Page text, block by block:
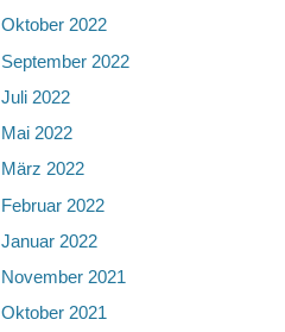
Oktober 2022
September 2022
Juli 2022
Mai 2022
März 2022
Februar 2022
Januar 2022
November 2021
Oktober 2021